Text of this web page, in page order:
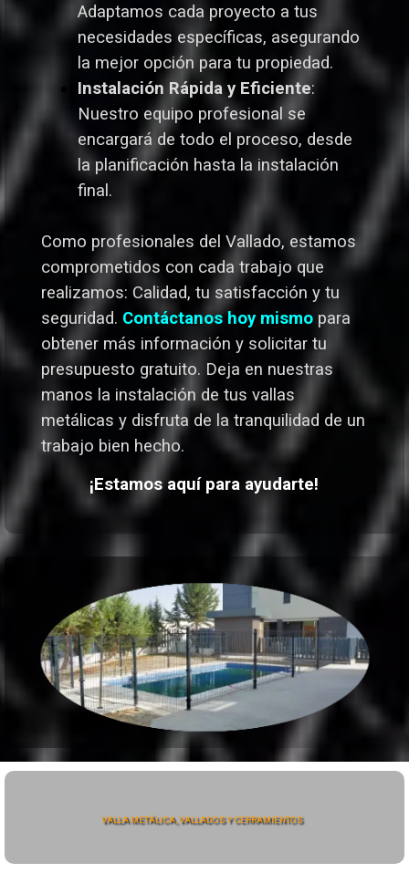
Adaptamos cada proyecto a tus
necesidades específicas, asegurando
la mejor opción para tu propiedad.
Instalación Rápida y Eficiente:
Nuestro equipo profesional se
encargará de todo el proceso, desde
la planificación hasta la instalación
final.
Como profesionales del Vallado, estamos
comprometidos con cada trabajo que
realizamos: Calidad, tu satisfacción y tu
seguridad. Contáctanos hoy mismo para
obtener más información y solicitar tu
presupuesto gratuito. Deja en nuestras
manos la instalación de tus vallas
metálicas y disfruta de la tranquilidad de un
trabajo bien hecho.
¡Estamos aquí para ayudarte!
VALLA METÁLICA, VALLADOS Y CERRAMIENTOS